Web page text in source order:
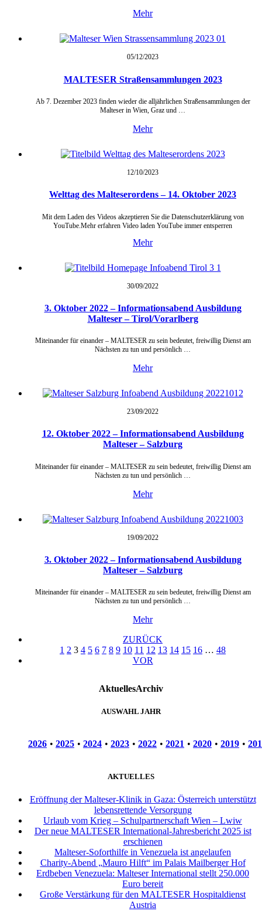
Mehr
05/12/2023
MALTESER Straßensammlungen 2023
Ab 7. Dezember 2023 finden wieder die alljährlichen Straßensammlungen der
Malteser in Wien, Graz und …
Mehr
12/10/2023
Welttag des Malteserordens – 14. Oktober 2023
Mit dem Laden des Videos akzeptieren Sie die Datenschutzerklärung von
YouTube.Mehr erfahren Video laden YouTube immer entsperren
Mehr
30/09/2022
3. Oktober 2022 – Informationsabend Ausbildung
Malteser – Tirol/Vorarlberg
Miteinander für einander – MALTESER zu sein bedeutet, freiwillig Dienst am
Nächsten zu tun und persönlich …
Mehr
23/09/2022
12. Oktober 2022 – Informationsabend Ausbildung
Malteser – Salzburg
Miteinander für einander – MALTESER zu sein bedeutet, freiwillig Dienst am
Nächsten zu tun und persönlich …
Mehr
19/09/2022
3. Oktober 2022 – Informationsabend Ausbildung
Malteser – Salzburg
Miteinander für einander – MALTESER zu sein bedeutet, freiwillig Dienst am
Nächsten zu tun und persönlich …
Mehr
ZURÜCK
1 2 3 4 5 6 7 8 9 10 11 12 13 14 15 16 … 48
VOR
AktuellesArchiv
AUSWAHL JAHR
2026 • 2025 • 2024 • 2023 • 2022 • 2021 • 2020 • 2019 •
AKTUELLES
Eröffnung der Malteser-Klinik in Gaza: Österreich unterstützt
lebensrettende Versorgung
Urlaub vom Krieg – Schulpartnerschaft Wien – Lwiw
Der neue MALTESER International-Jahresbericht 2025 ist
erschienen
Malteser-Soforthilfe in Venezuela ist angelaufen
Charity-Abend „Mauro Hilft“ im Palais Mailberger Hof
Erdbeben Venezuela: Malteser International stellt 250.000
Euro bereit
Große Verstärkung für den MALTESER Hospitaldienst
Austria